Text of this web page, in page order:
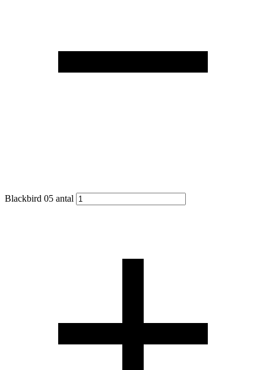
Blackbird 05 antal